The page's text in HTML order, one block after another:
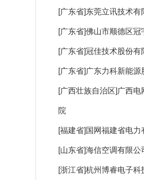
[广东省]东莞立讯技术有
[广东省]佛山市顺德区冠
[广东省]冠佳技术股份有
[广东省]广东力科新能源
[广西壮族自治区]广西
院
[福建省]国网福建省电
[山东省]海信空调有限公
[浙江省]杭州博睿电子科